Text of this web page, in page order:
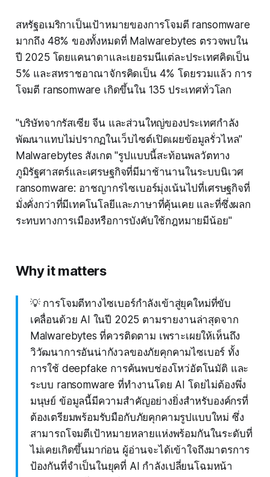
สหรัฐอเมริกาเป็นเป้าหมายของการโจมตี ransomware
มากถึง 48% ของทั้งหมดที่ Malwarebytes ตรวจพบใน
ปี 2025 โดยแคนาดาและเยอรมนีแต่ละประเทศคิดเป็น
5% และสหราชอาณาจักรคิดเป็น 4% โดยรวมแล้ว การ
โจมตี ransomware เกิดขึ้นใน 135 ประเทศทั่วโลก
"บริษัทจากรัสเซีย จีน และส่วนใหญ่ของประเทศกำลัง
พัฒนาแทบไม่ปรากฏในเว็บไซต์เปิดเผยข้อมูลรั่วไหล"
Malwarebytes สังเกต "รูปแบบนี้สะท้อนพลวัตทาง
ภูมิรัฐศาสตร์และเศรษฐกิจที่มีมาช้านานในระบบนิเวศ
ransomware: อาชญากรไซเบอร์มุ่งเน้นไปที่เศรษฐกิจที่
มั่งคั่งกว่าที่มีเทคโนโลยีและภาษาที่คุ้นเคย และที่ซึ่งผลก
ระทบทางการเมืองหรือการบังคับใช้กฎหมายมีน้อย"
Why it matters
💡 การโจมตีทางไซเบอร์กำลังเข้าสู่ยุคใหม่ที่ขับ
เคลื่อนด้วย AI ในปี 2025 ตามรายงานล่าสุดจาก
Malwarebytes ที่ควรติดตาม เพราะเผยให้เห็นถึง
วิวัฒนาการอันน่ากังวลของภัยคุกคามไซเบอร์ ทั้ง
การใช้ deepfake การค้นพบช่องโหว่อัตโนมัติ และ
ระบบ ransomware ที่ทำงานโดย AI โดยไม่ต้องพึ่ง
มนุษย์ ข้อมูลนี้มีความสำคัญอย่างยิ่งสำหรับองค์กรที่
ต้องเตรียมพร้อมรับมือกับภัยคุกคามรูปแบบใหม่ ซึ่ง
สามารถโจมตีเป้าหมายหลายแห่งพร้อมกันในระดับที่
ไม่เคยเกิดขึ้นมาก่อน ผู้อ่านจะได้เข้าใจถึงมาตรการ
ป้องกันที่จำเป็นในยุคที่ AI กำลังเปลี่ยนโฉมหน้า